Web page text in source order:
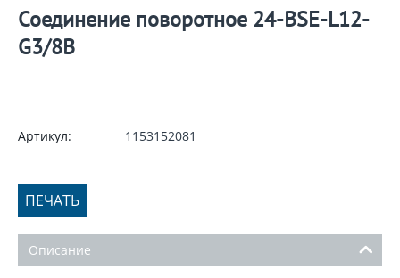
Соединение поворотное 24-BSE-L12-
G3/8B
Артикул: 1153152081
ПЕЧАТЬ
Описание